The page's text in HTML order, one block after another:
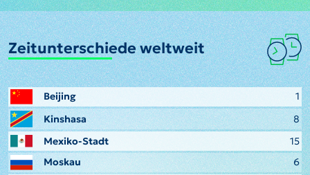
Zeitunterschiede weltweit
Beijing
1
Kinshasa
8
Mexiko-Stadt
15
Moskau
6